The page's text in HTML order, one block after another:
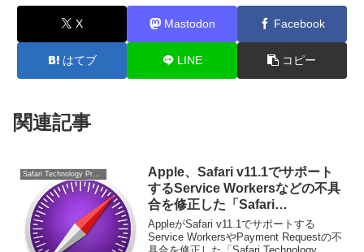
X Mastodon Facebook
はてブ LINE コピー
関連記事
Safari Technology Preview
Apple、Safari v11.1でサポート
するService Workersなどの不具
合を修正した「Safari
Technology Preview 50」をリリ
ース。
AppleがSafari v11.1でサポートする
Service WorkersやPayment Requestの不